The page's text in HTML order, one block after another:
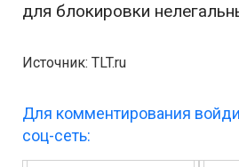
для блокировки
Источник: TLT.ru
Для комментирования
соц-сеть: